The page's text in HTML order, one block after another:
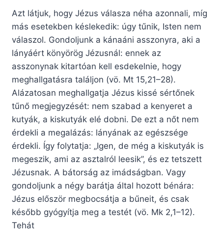
Azt látjuk, hogy Jézus válasza néha azonnali, míg
más esetekben késlekedik: úgy tűnik, Isten nem
válaszol. Gondoljunk a kánaáni asszonyra, aki a
lányáért könyörög Jézusnál: ennek az
asszonynak kitartóan kell esdekelnie, hogy
meghallgatásra találjon (vö. Mt 15,21–28).
Alázatosan meghallgatja Jézus kissé sértőnek
tűnő megjegyzését: nem szabad a kenyeret a
kutyák, a kiskutyák elé dobni. De ezt a nőt nem
érdekli a megalázás: lányának az egészsége
érdekli. Így folytatja: „Igen, de még a kiskutyák is
megeszik, ami az asztalról leesik”, és ez tetszett
Jézusnak. A bátorság az imádságban. Vagy
gondoljunk a négy barátja által hozott bénára:
Jézus először megbocsátja a bűneit, és csak
később gyógyítja meg a testét (vö. Mk 2,1–12).
Tehát